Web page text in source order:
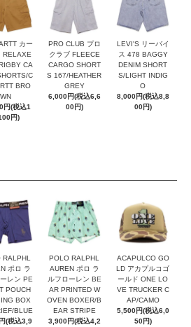
カー
RELAXE
CA
C
BRO
WN
円(税込1
円)
PRO CLUB プロ
クラブ FLEECE
CARGO SHORT
S 167/HEATHER
GREY
6,000円(税込6,6
00円)
LEVI'S リーバイ
ス 478 BAGGY
DENIM SHORT
S/LIGHT INDIG
O
8,000円(税込8,8
00円)
ポロ ラ
レン PE
POUCH
BOX
BLUE
(税込3,9
POLO RALPHL
AUREN ポロ ラ
ルフローレン BE
AR PRINTED W
OVEN BOXER/B
EAR STRIPE
3,900円(税込4,2
ACAPULCO GO
LD アカプルコゴ
ールド ONE LO
VE TRUCKER C
AP/CAMO
5,500円(税込6,0
50円)